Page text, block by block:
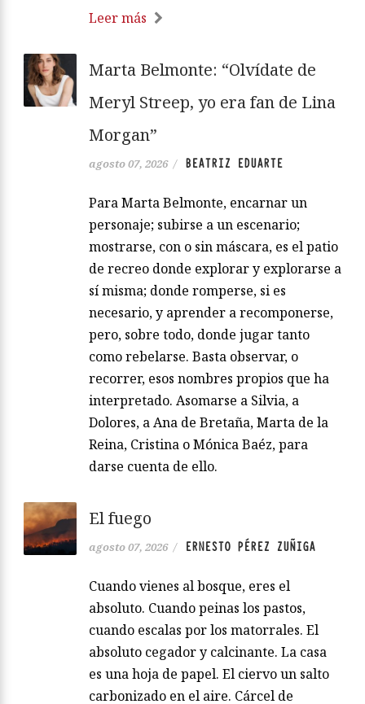
Leer más
Marta Belmonte: “Olvídate de
Meryl Streep, yo era fan de Lina
Morgan”
agosto 07, 2026 / BEATRIZ EDUARTE
Para Marta Belmonte, encarnar un
personaje; subirse a un escenario;
mostrarse, con o sin máscara, es el patio
de recreo donde explorar y explorarse a
sí misma; donde romperse, si es
necesario, y aprender a recomponerse,
pero, sobre todo, donde jugar tanto
como rebelarse. Basta observar, o
recorrer, esos nombres propios que ha
interpretado. Asomarse a Silvia, a
Dolores, a Ana de Bretaña, Marta de la
Reina, Cristina o Mónica Baéz, para
darse cuenta de ello.
El fuego
agosto 07, 2026 / ERNESTO PÉREZ ZUÑIGA
Cuando vienes al bosque, eres el
absoluto. Cuando peinas los pastos,
cuando escalas por los matorrales. El
absoluto cegador y calcinante. La casa
es una hoja de papel. El ciervo un salto
carbonizado en el aire. Cárcel de